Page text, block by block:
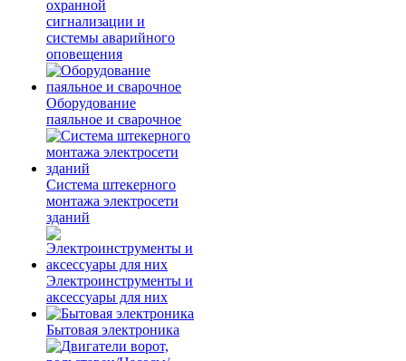
охранной
сигнализации и
системы аварийного
оповещения
Оборудование
паяльное и сварочное
Система штекерного
монтажа электросети
зданий
Электроинструменты и
аксессуары для них
Бытовая электроника